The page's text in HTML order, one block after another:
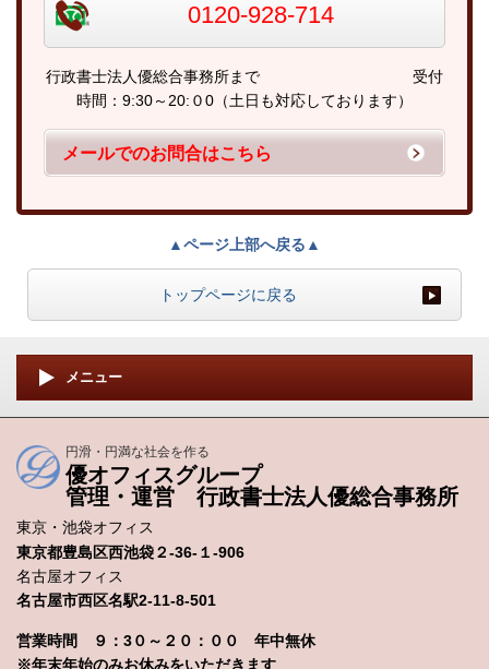
0120-928-714
行政書士法人優総合事務所まで 受付
時間：9:30～20:０0（土日も対応しております）
メールでのお問合はこちら
▲ページ上部へ戻る▲
トップページに戻る
メニュー
円滑・円満な社会を作る
優オフィスグループ
管理・運営 行政書士法人優総合事務所
東京・池袋オフィス
東京都豊島区西池袋２-36-１-906
名古屋オフィス
名古屋市西区名駅2-11-8-501
営業時間 ９：3０～２０：００ 年中無休
※年末年始のみお休みをいただきます